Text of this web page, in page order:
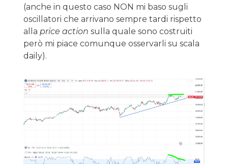
(anche in questo caso NON mi baso sugli
oscillatori che arrivano sempre tardi rispetto
alla price action sulla quale sono costruiti
però mi piace comunque osservarli su scala
daily).